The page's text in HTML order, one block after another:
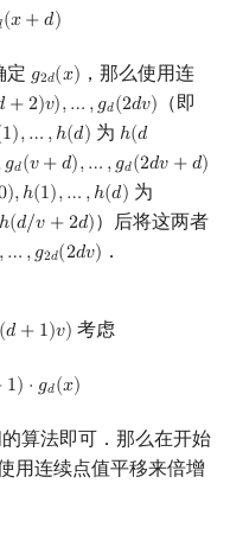
(𝑥+𝑑)
(x+d )
定 𝑔2𝑑(𝑥)
g2d(x) ，那么使用连
+2)𝑣),… ,𝑔𝑑(2𝑑𝑣)
)v) ,…,gd(2 dv)
（即
1),… ,ℎ(𝑑)
),… ,h (d) 为 ℎ(𝑑
h(d
𝑔𝑑(𝑣+𝑑),… ,𝑔𝑑(2𝑑𝑣 +𝑑)
,gd(v +d),… ,gd(2dv+d )
),ℎ(1),… ,ℎ(𝑑)
),h(1),… ,h (d) 为
ℎ(𝑑/𝑣 +2𝑑)
2d)
）后将这两者
,… ,𝑔2𝑑(2𝑑𝑣)
) … g2d(2dv) ．
𝑑 + 1)𝑣)
+1 )v ) 考虑
1) ⋅ 𝑔𝑑(𝑥)
⋅gd( x)
算法即可．那么在开始
用连续点值平移来倍增